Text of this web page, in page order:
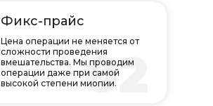
02
Фикс-прайс
Цена операции не меняется от
сложности проведения
вмешательства. Мы проводим
операции даже при самой
высокой степени миопии.